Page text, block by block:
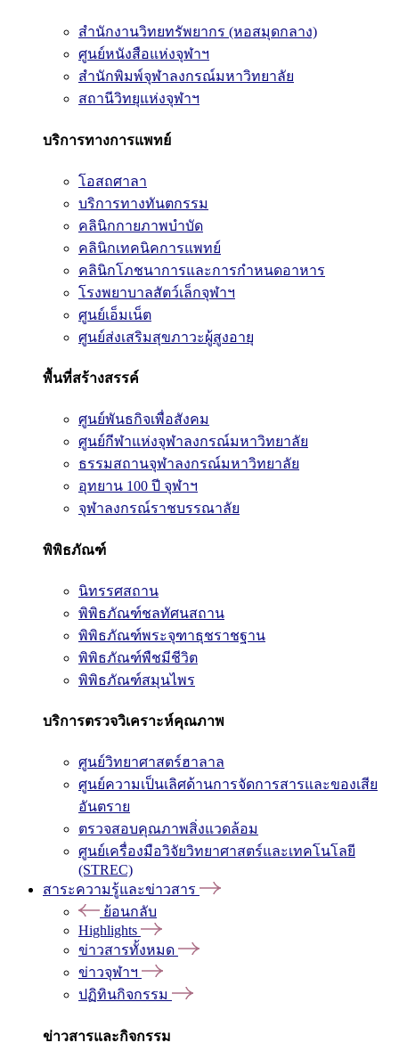
สำนักงานวิทยทรัพยากร (หอสมุดกลาง)
ศูนย์หนังสือแห่งจุฬาฯ
สำนักพิมพ์จุฬาลงกรณ์มหาวิทยาลัย
สถานีวิทยุแห่งจุฬาฯ
บริการทางการแพทย์
โอสถศาลา
บริการทางทันตกรรม
คลินิกกายภาพบำบัด
คลินิกเทคนิคการแพทย์
คลินิกโภชนาการและการกำหนดอาหาร
โรงพยาบาลสัตว์เล็กจุฬาฯ
ศูนย์เอ็มเน็ต
ศูนย์ส่งเสริมสุขภาวะผู้สูงอายุ
พื้นที่สร้างสรรค์
ศูนย์พันธกิจเพื่อสังคม
ศูนย์กีฬาแห่งจุฬาลงกรณ์มหาวิทยาลัย
ธรรมสถานจุฬาลงกรณ์มหาวิทยาลัย
อุทยาน 100 ปี จุฬาฯ
จุฬาลงกรณ์ราชบรรณาลัย
พิพิธภัณฑ์
นิทรรศสถาน
พิพิธภัณฑ์ชลทัศนสถาน
พิพิธภัณฑ์พระจุฑาธุชราชฐาน
พิพิธภัณฑ์พืชมีชีวิต
พิพิธภัณฑ์สมุนไพร
บริการตรวจวิเคราะห์คุณภาพ
ศูนย์วิทยาศาสตร์ฮาลาล
ศูนย์ความเป็นเลิศด้านการจัดการสารและของเสีย
อันตราย
ตรวจสอบคุณภาพสิ่งแวดล้อม
ศูนย์เครื่องมือวิจัยวิทยาศาสตร์และเทคโนโลยี
(STREC)
สาระความรู้และข่าวสาร
ย้อนกลับ
Highlights
ข่าวสารทั้งหมด
ข่าวจุฬาฯ
ปฏิทินกิจกรรม
ข่าวสารและกิจกรรม